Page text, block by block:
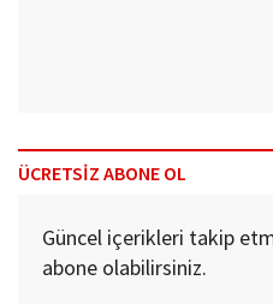
ÜCRETSİZ ABONE OL
Güncel içerikleri takip
abone olabilirsiniz.